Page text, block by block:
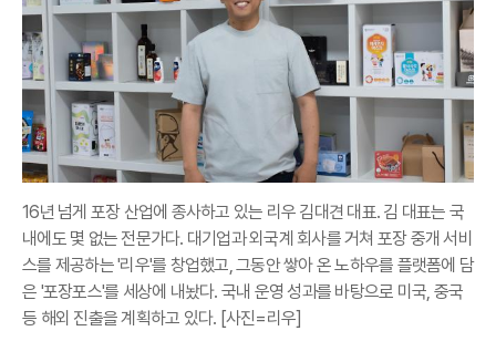
16년 넘게 포장 산업에 종사하고 있는 리우 김대견 대표. 김 대표는 국
내에도 몇 없는 전문가다. 대기업과 외국계 회사를 거쳐 포장 중개 서비
스를 제공하는 '리우'를 창업했고, 그동안 쌓아 온 노하우를 플랫폼에 담
은 '포장포스'를 세상에 내놨다. 국내 운영 성과를 바탕으로 미국, 중국
등 해외 진출을 계획하고 있다. [사진=리우]